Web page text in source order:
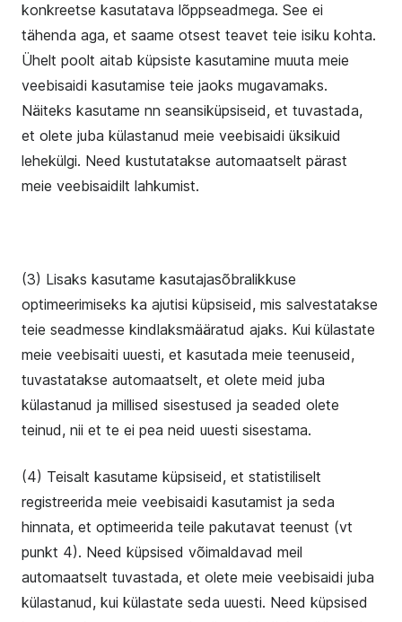
konkreetse kasutatava lõppseadmega. See ei
tähenda aga, et saame otsest teavet teie isiku kohta.
Ühelt poolt aitab küpsiste kasutamine muuta meie
veebisaidi kasutamise teie jaoks mugavamaks.
Näiteks kasutame nn seansiküpsiseid, et tuvastada,
et olete juba külastanud meie veebisaidi üksikuid
lehekülgi. Need kustutatakse automaatselt pärast
meie veebisaidilt lahkumist.
(3) Lisaks kasutame kasutajasõbralikkuse
optimeerimiseks ka ajutisi küpsiseid, mis salvestatakse
teie seadmesse kindlaksmääratud ajaks. Kui külastate
meie veebisaiti uuesti, et kasutada meie teenuseid,
tuvastatakse automaatselt, et olete meid juba
külastanud ja millised sisestused ja seaded olete
teinud, nii et te ei pea neid uuesti sisestama.
(4) Teisalt kasutame küpsiseid, et statistiliselt
registreerida meie veebisaidi kasutamist ja seda
hinnata, et optimeerida teile pakutavat teenust (vt
punkt 4). Need küpsised võimaldavad meil
automaatselt tuvastada, et olete meie veebisaidi juba
külastanud, kui külastate seda uuesti. Need küpsised